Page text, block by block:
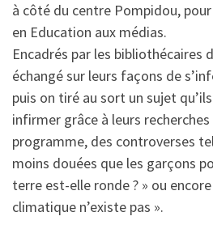
à côté du centre Pompidou,
en Education aux médias.
Encadrés par les bibliothécaires
échangé sur leurs façons de
puis on tiré au sort un sujet
infirmer grâce à leurs
programme, des controverses
moins douées que les garçons
terre est-elle ronde ? » ou
climatique n’existe pas ».